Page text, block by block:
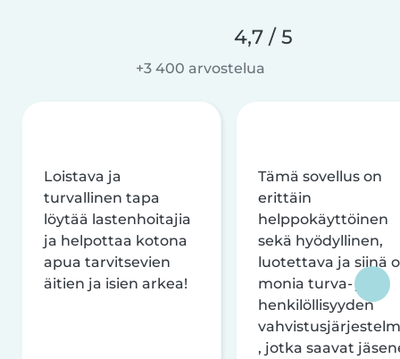
4,7 / 5
+3 400 arvostelua
Loistava ja
turvallinen tapa
löytää lastenhoitajia
ja helpottaa kotona
apua tarvitsevien
äitien ja isien arkea!
Tämä sovellus on
erittäin
helppokäyttöinen
sekä hyödyllinen,
luotettava ja siinä
monia turva- ja
henkilöllisyyden
, jotka saavat